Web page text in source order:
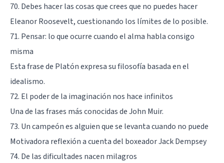
70. Debes hacer las cosas que crees que no puedes hacer
Eleanor Roosevelt, cuestionando los límites de lo posible.
71. Pensar: lo que ocurre cuando el alma habla consigo
misma
Esta frase de Platón expresa su filosofía basada en el
idealismo.
72. El poder de la imaginación nos hace infinitos
Una de las frases más conocidas de John Muir.
73. Un campeón es alguien que se levanta cuando no puede
Motivadora reflexión a cuenta del boxeador Jack Dempsey
74. De las dificultades nacen milagros